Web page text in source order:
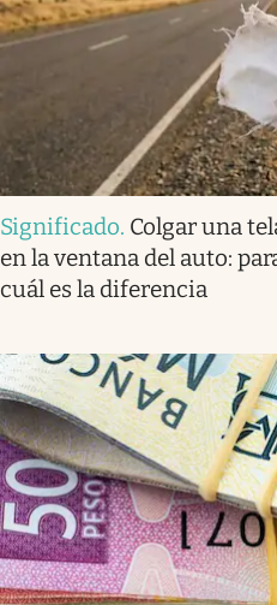
Significado. Colgar una
en la ventana del auto:
cuál es la diferencia